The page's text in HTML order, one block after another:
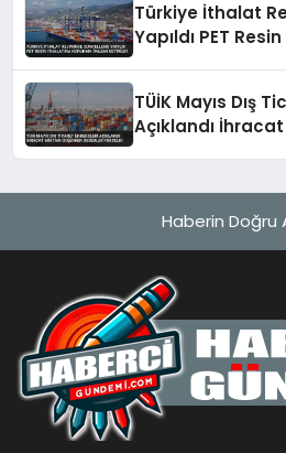
Türkiye İthalat
Yapıldı PET
TÜİK Mayıs Dış
Açıklandı
Haberin Doğru